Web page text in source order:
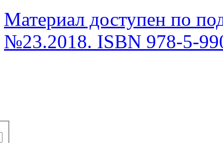
Материал доступен по
№23.2018. ISBN 978-5-